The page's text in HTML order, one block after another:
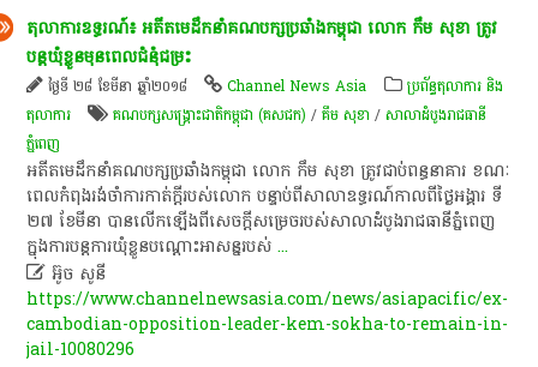
​តុលាការ​ឧទ្ធរណ៍​៖​ អតីត​មេដឹកនាំ​គណបក្សប្រឆាំង​កម្ពុជា​ លោក​ កឹ​ម​ សុខា​ ត្រូវ​
បន្ត​ឃុំខ្លួន​មុន​ពេល​ជំនុំជម្រះ​
ថ្ងៃទី ២៨ ខែមីនា ឆ្នាំ២០១៨ Channel News Asia
ប្រព័ន្ធតុលាការ និង
តុលាការ
គណបក្សសង្គ្រោះជាតិកម្ពុជា (គសជក) /គឹម សុខា /សាលាដំបូងរាជធានី
ភ្នំពេញ
​អតីត​មេដឹកនាំ​គណបក្សប្រឆាំង​កម្ពុជា​ លោក​ កឹ​ម​ សុខា​ ត្រូវ​ជាប់​ពន្ធនាគារ​ ខណៈ​
ពេល​កំពុង​រង់ចាំ​ការ​កាត់ក្តី​របស់​លោក​ បន្ទាប់​ពី​សាលាឧទ្ធរណ៍​កាលពី​ថ្ងៃ​អង្គារ​ ទី​
២៧​ ខែមីនា​ បាន​លើក​ឡើង​ពី​សេចក្តីសម្រេច​របស់​សាលាដំបូង​រាជធានី​ភ្នំពេញ​
ក្នុង​ការ​បន្ត​ការ​ឃុំខ្លួន​បណ្តោះអាសន្ន​របស់...
 អ៊ូច សូនី
https://www.channelnewsasia.com/news/asiapacific/ex-
cambodian-opposition-leader-kem-sokha-to-remain-in-
jail-10080296